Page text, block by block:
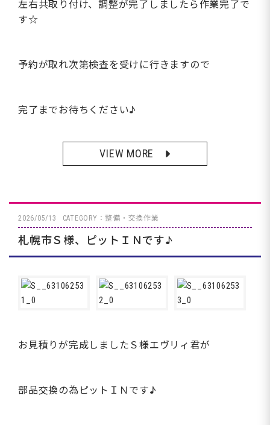
左右共取り付け、調整が完了しましたら作業完了で
す☆
予約が取れ次第検査を受けに行きますので
完了までお待ちください♪
VIEW MORE
2026/05/13 CATEGORY：整備・交換作業
札幌市Ｓ様、ピットＩＮです♪
お見積りが完成しましたＳ様エヴリィ君が
部品交換の為ピットＩＮです♪